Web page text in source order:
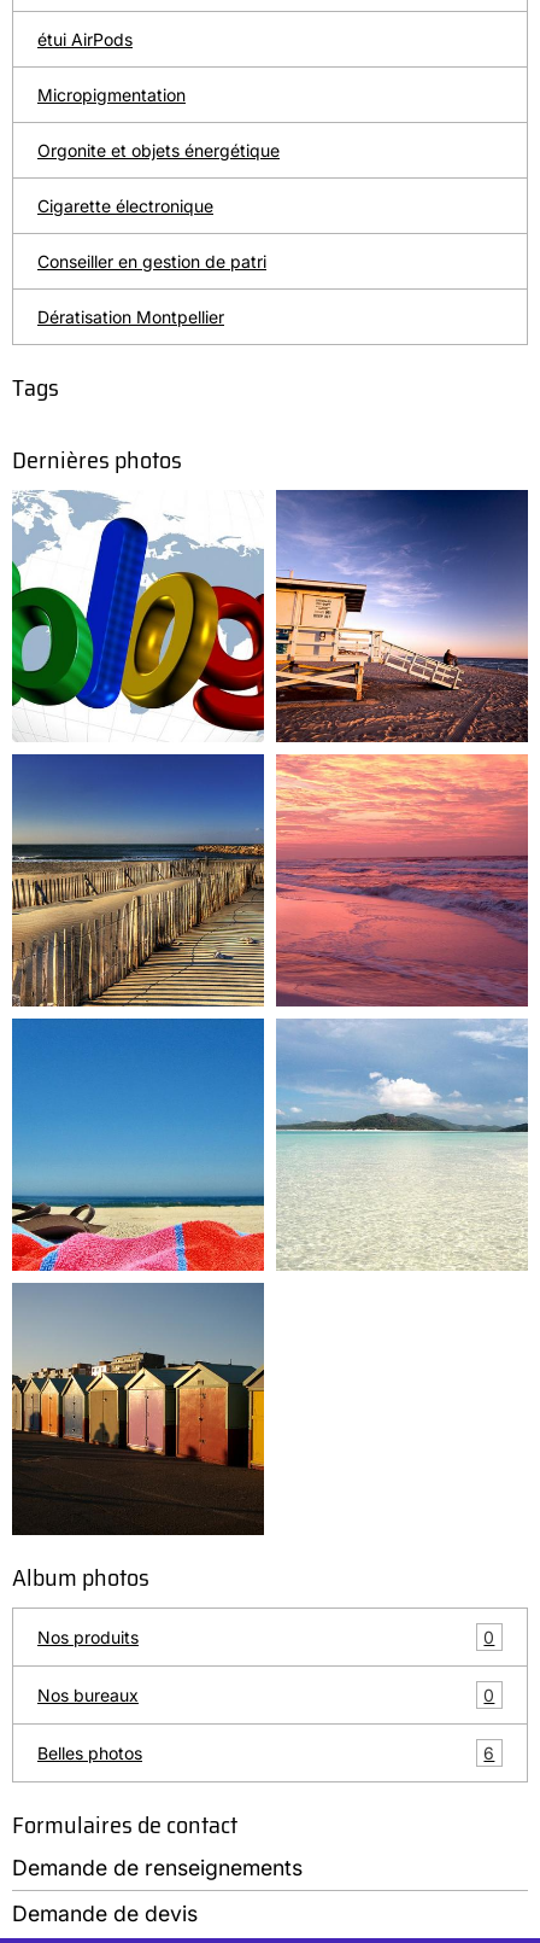
étui AirPods
Micropigmentation
Orgonite et objets énergétique
Cigarette électronique
Conseiller en gestion de patri
Dératisation Montpellier
Tags
Dernières photos
Album photos
Nos produits 0
Nos bureaux 0
Belles photos 6
Formulaires de contact
Demande de renseignements
Demande de devis